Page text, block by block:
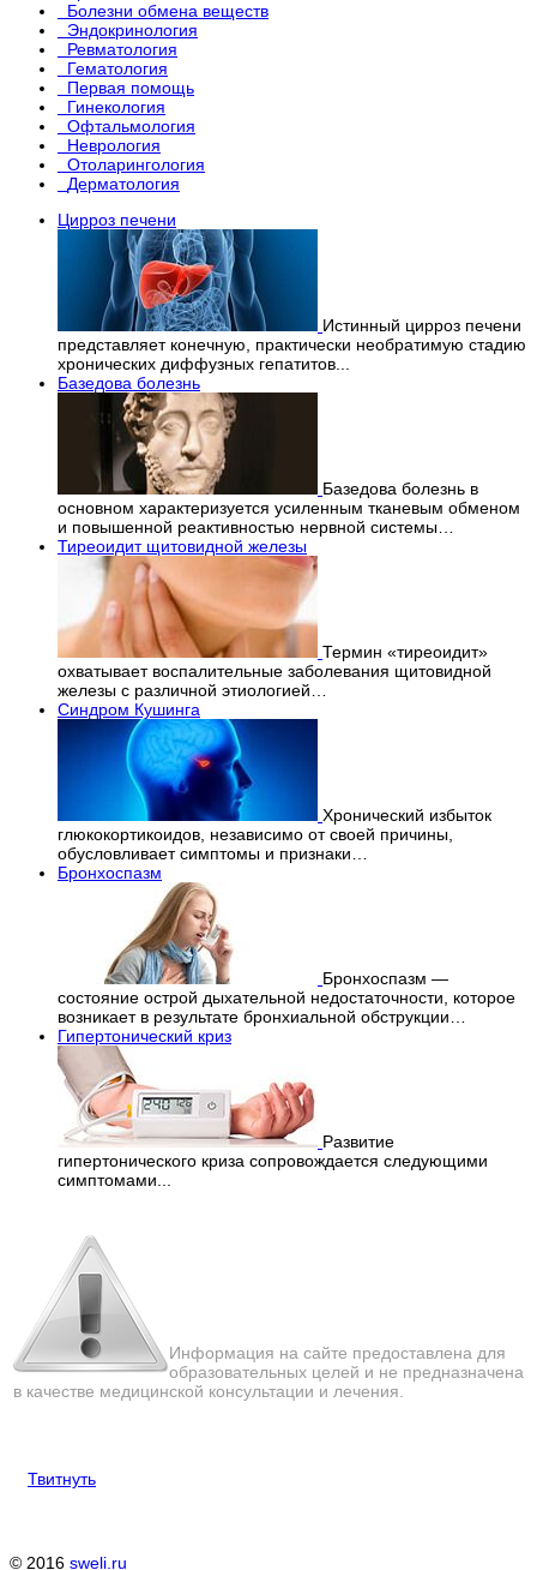
Болезни обмена веществ
Эндокринология
Ревматология
Гематология
Первая помощь
Гинекология
Офтальмология
Неврология
Отоларингология
Дерматология
Цирроз печени
Истинный цирроз печени
представляет конечную, практически необратимую стадию
хронических диффузных гепатитов...
Базедова болезнь
Базедова болезнь в
основном характеризуется усиленным тканевым обменом
и повышенной реактивностью нервной системы…
Тиреоидит щитовидной железы
Термин «тиреоидит»
охватывает воспалительные заболевания щитовидной
железы с различной этиологией…
Синдром Кушинга
Хронический избыток
глюкокортикоидов, независимо от своей причины,
обусловливает симптомы и признаки…
Бронхоспазм
Бронхоспазм —
состояние острой дыхательной недостаточности, которое
возникает в результате бронхиальной обструкции…
Гипертонический криз
Развитие
гипертонического криза сопровождается следующими
симптомами...
Информация на сайте предоставлена для
образовательных целей и не предназначена
в качестве медицинской консультации и лечения.
Твитнуть
© 2016 sweli.ru